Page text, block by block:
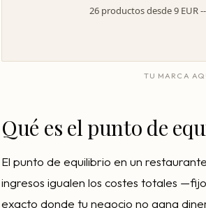
26 productos desde 9 EUR
TU MARCA
Qué es el punto de
El punto de equilibrio en un
ingresos igualen los costes totales
exacto donde tu negocio no gana